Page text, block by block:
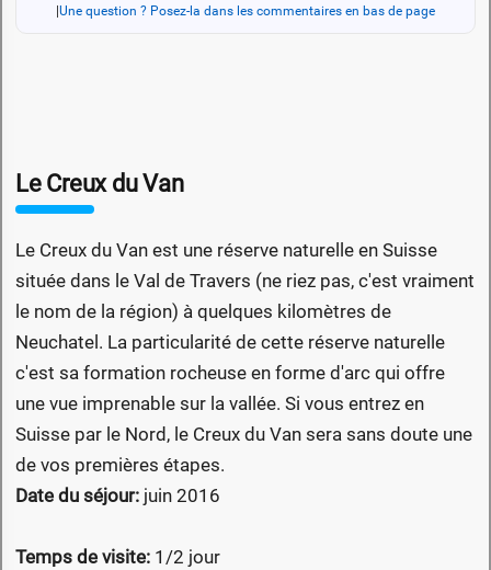
|Une question ? Posez-la dans les commentaires en bas de page
Le Creux du Van
Le Creux du Van est une réserve naturelle en Suisse
située dans le Val de Travers (ne riez pas, c'est vraiment
le nom de la région) à quelques kilomètres de
Neuchatel. La particularité de cette réserve naturelle
c'est sa formation rocheuse en forme d'arc qui offre
une vue imprenable sur la vallée. Si vous entrez en
Suisse par le Nord, le Creux du Van sera sans doute une
de vos premières étapes.
Date du séjour: juin 2016
Temps de visite: 1/2 jour